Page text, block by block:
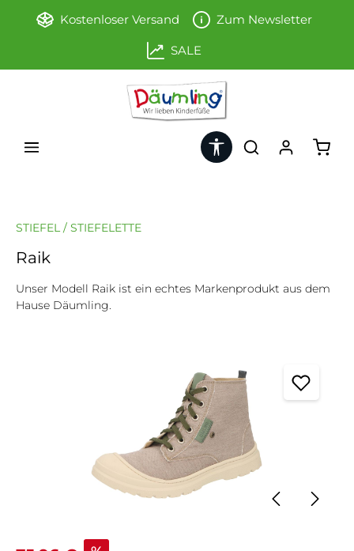
Zum Hauptinhalt springen
Kostenloser Versand Zum Newsletter
SALE
Werkzeugleiste anzeigen
STIEFEL / STIEFELETTE
Raik
Unser Modell Raik ist ein echtes Markenprodukt aus dem
Hause Däumling.
Verkaufspreis: